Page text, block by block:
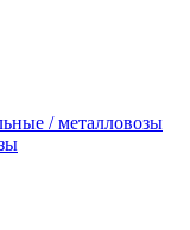
/ металловозы